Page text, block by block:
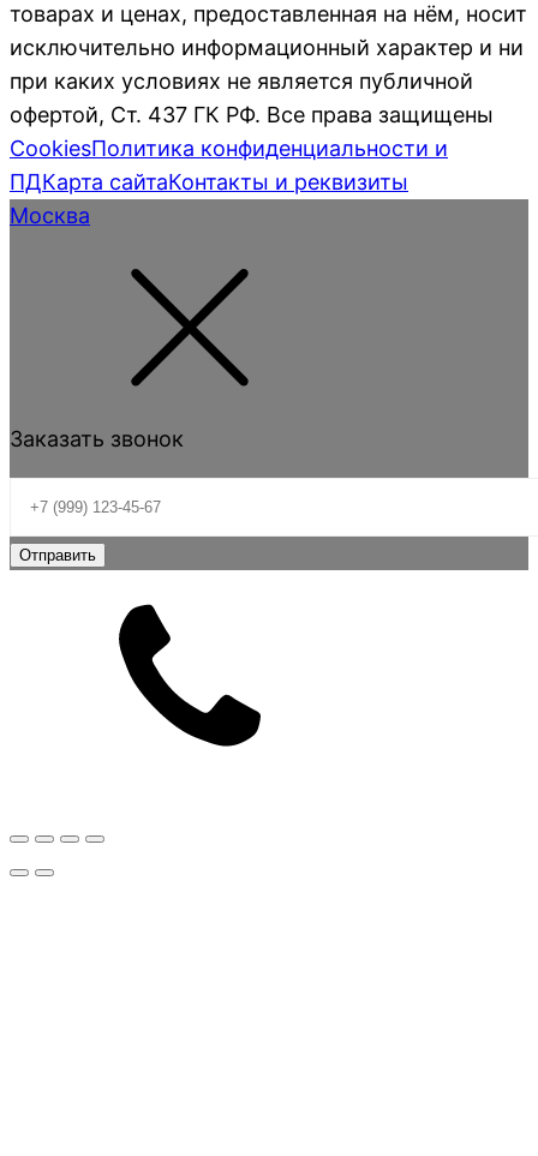
товарах и ценах, предоставленная на нём, носит
исключительно информационный характер и ни
при каких условиях не является публичной
офертой, Ст. 437 ГК РФ. Все права защищены
CookiesПолитика конфиденциальности и
ПДКарта сайтаКонтакты и реквизиты
Москва
Заказать звонок